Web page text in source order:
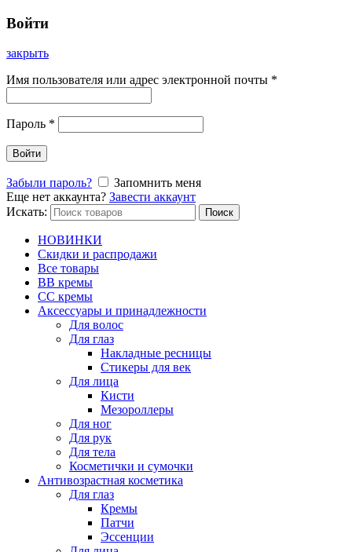
Войти
закрыть
Имя пользователя или адрес электронной почты *
Пароль *
Войти
Забыли пароль?
Запомнить меня
Еще нет аккаунта? Завести аккаунт
Искать:
Поиск
НОВИНКИ
Скидки и распродажи
Все товары
BB кремы
CC кремы
Аксессуары и принадлежности
Для волос
Для глаз
Накладные ресницы
Стикеры для век
Для лица
Кисти
Мезороллеры
Для ног
Для рук
Для тела
Косметички и сумочки
Антивозрастная косметика
Для глаз
Кремы
Патчи
Эссенции